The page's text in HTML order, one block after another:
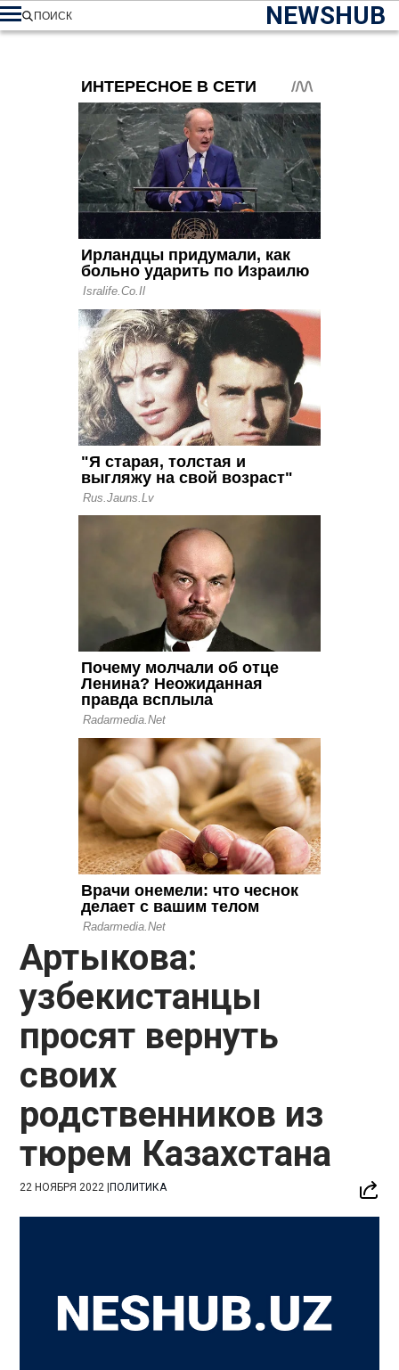
NEWSHUB
ПОИСК
Артыкова:
узбекистанцы
просят вернуть
своих
родственников из
тюрем Казахстана
22 НОЯБРЯ 2022 |ПОЛИТИКА